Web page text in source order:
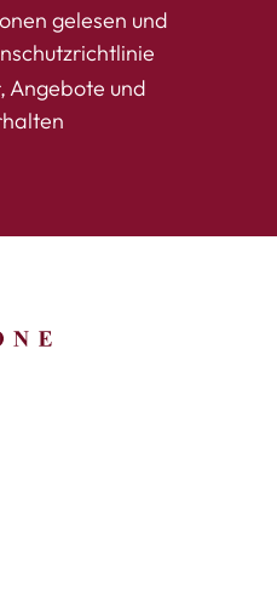
gelesen und
Angebote und